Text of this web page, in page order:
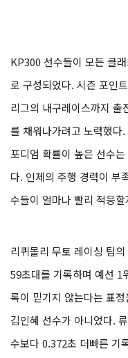
KP300 선수들이 모든 클
로 구성되었다. 시즌 포인
리그의 내구레이스까지 출
를 채워나가려고 노력했다
포디엄 확률이 높은 선수
다. 인제의 주행 경력이 부
수들이 얼마나 빨리 적응
리퀴몰리 무토 레이싱 팀
59초대를 기록하며 예선 1
록이 믿기지 않는다는 표
김인혜 선수가 아니었다.
수보다 0.372초 더빠른 기